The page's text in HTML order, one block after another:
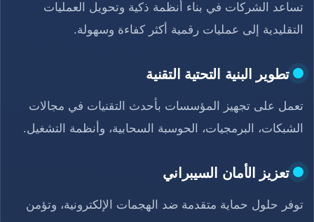
تساعد الشركات في بناء أنظمة ذكية وتحويل العمليات
التقليدية إلى عمليات رقمية أكثر كفاءة وسهولة.
تطوير البنية التحتية التقنية
تعمل على تجهيز المؤسسات بأحدث التقنيات في مجالات
الشبكات، البرمجيات، الحوسبة السحابية، وأنظمة التشغيل.
تعزيز الأمان السيبراني
توفر حلول حماية متقدمة ضد الهجمات الإلكترونية، وتؤمن